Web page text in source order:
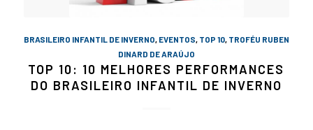
BRASILEIRO INFANTIL DE INVERNO, EVENTOS, TOP 10, TROFÉU RUBEN
DINARD DE ARAÚJO
TOP 10: 10 MELHORES PERFORMANCES
DO BRASILEIRO INFANTIL DE INVERNO